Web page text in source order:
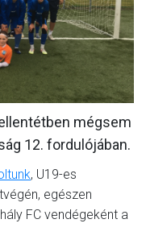
mégsem
12. fordulójában.
, U19-es
egészen
FC vendégeként a